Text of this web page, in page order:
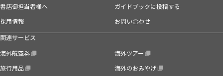
書店御担当者様へ
ガイドブックに投稿する
採用情報
お問い合わせ
関連サービス
海外航空券
海外ツアー
旅行用品
海外のおみやげ